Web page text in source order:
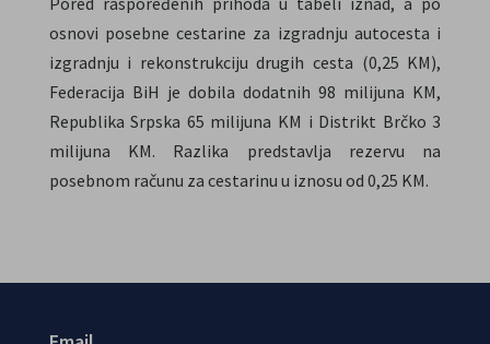
osnovi posebne cestarine za izgradnju autocesta i
izgradnju i rekonstrukciju drugih cesta (0,25 KM),
Federacija BiH je dobila dodatnih 98 milijuna KM,
Republika Srpska 65 milijuna KM i Distrikt Brčko 3
milijuna KM. Razlika predstavlja rezervu na
posebnom računu za cestarinu u iznosu od 0,25 KM.